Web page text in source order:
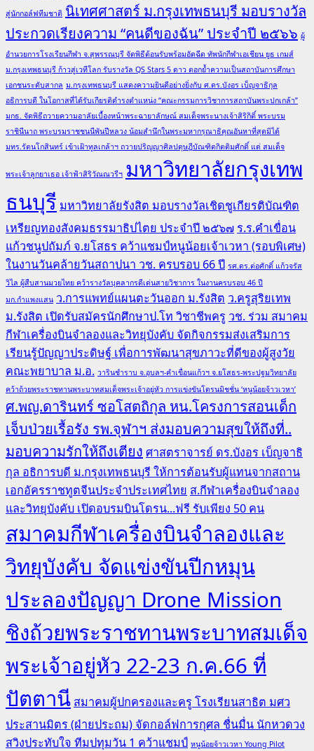
สู่นักกอล์ฟทีมชาติ นิเทศศาสตร์ ม.กรุงเทพธนบุรี มอบรางวัล
ประกวดเรียงความ “คนดีของฉัน” ประจำปี ๒๕๖๖ ผู้
อำนวยการโรงเรียนกีฬา จ.สุพรรณบุรี จัดพิธีต้อนรับพร้อมอัดฉีด ทัพนักกีฬาเอเชียน ยูธ เกมส์
ม.กรุงเทพธนบุรี ก้าวสู่เวทีโลก รับรางวัล QS Stars 5 ดาว ตอกย้ำความเป็นสถาบันการศึกษา
เอกชนระดับสากล ม.กรุงเทพธนบุรี แสดงความยินดีอย่างยิ่งกับ ศ.ดร.บังอร เบ็ญจาธิกุล
อธิการบดี ในโอกาสที่ได้รับเกียรติดำรงตำแหน่ง “คณะกรรมการวิชาการสถาบันพระปกเกล้า”
มกธ. จัดพิธีถวายความอาลัยเบื้องหน้าพระฉายาลักษณ์ สมเด็จพระนางเจ้าสิริกิติ์ พระบรม
ราชินีนาถ พระบรมราชชนนีพันปีหลวง น้อมสำนึกในพระมหากรุณาธิคุณอันหาที่สุดมิได้
มทร.รัตนโกสินทร์ เข้าเฝ้าทูลเกล้าฯ ถวายปริญญาศิลปดุษฎีบัณฑิตกิตติมศักดิ์ แด่ สมเด็จ
พระเจ้าลูกยาเธอ เจ้าฟ้าสิริวัณณวรีฯ มหาวิทยาลัยกรุงเทพ
ธนบุรี มหาวิทยาลัยรังสิต มอบรางวัลเชิดชูเกียรติบัณฑิต
เหรียญทองสังคมธรรมาธิปไตย ประจำปี ๒๕๖๗ ร.ร.คำเขื่อน
แก้วชนูปถัมภ์ จ.ยโสธร คว้าแชมป์หนูน้อยเจ้าเวหา (รอบพิเศษ)
ในงานวันคล้ายวันสถาปนา วช. ครบรอบ 66 ปี รศ.ดร.ต่อศักดิ์ แก้วจรัส
วิไล ผู้สืบสานมวยไทย คว้ารางวัลบุคลากรดีเด่นสายวิชาการ ในงานครบรอบ 46 ปี
มก.กำแพงแสน ว.การแพทย์แผนตะวันออก ม.รังสิต ว.ครูสุริยเทพ
ม.รังสิต เปิดรับสมัครนักศึกษาป.โท วิชาชีพครู วช. ร่วม สมาคม
กีฬาเครื่องบินจำลองและวิทยุบังคับ จัดกิจกรรมส่งเสริมการ
เรียนรู้ปัญญาประดิษฐ์ เพื่อการพัฒนาสุขภาวะที่ดีของผู้สูงวัย
คณะพยาบาล ม.อ. วารินชำราบ จ.อุบลฯ-คำเขื่อนแก้วฯ จ.ยโสธร-พระปฐมวิทยาลัย
คว้าถ้วยพระราชทานพระบาทสมเด็จพระเจ้าอยู่หัว การแข่งขันโดรนมิชชั่น ‘หนูน้อยจ้าวเวหา’
ศ.พญ.ดารินทร์ ซอโสตถิกุล หน.โครงการสอนเด็ก
เจ็บป่วยเรื้อรัง รพ.จุฬาฯ ส่งมอบความสุขให้ถึงที่..
มอบความรักให้ถึงเตียง ศาสตราจารย์ ดร.บังอร เบ็ญจาธิ
กุล อธิการบดี ม.กรุงเทพธนบุรี ให้การต้อนรับผู้แทนจากสถาน
เอกอัครราชทูตจีนประจำประเทศไทย ส.กีฬาเครื่องบินจำลอง
และวิทยุบังคับ เปิดอบรมบินโดรน...ฟรี รับเพียง 50 คน
สมาคมกีฬาเครื่องบินจำลองและ
วิทยุบังคับ จัดแข่งขันปีกหมุน
ประลองปัญญา Drone Mission
ชิงถ้วยพระราชทานพระบาทสมเด็จ
พระเจ้าอยู่หัว 22-23 ก.ค.66 ที่
ปัตตานี สมาคมผู้ปกครองและครู โรงเรียนสาธิต มศว
ประสานมิตร (ฝ่ายประถม) จัดกอล์ฟการกุศล ชื่นมื่น นักหวดวง
สวิงประทับใจ ทีมปทุมวัน 1 คว้าแชมป์ หนูน้อยจ้าวเวหา Young Pilot